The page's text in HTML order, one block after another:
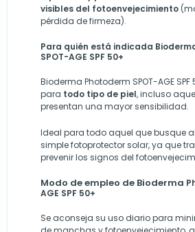
visibles del fotoenvejecimiento
pérdida de firmeza).
Para quién está indicada
SPOT-AGE SPF 50+
Bioderma Photoderm SPOT-AGE
para todo tipo de piel, incluso
presentan una mayor sensibilidad.
Ideal para todo aquel que busque
simple fotoprotector solar, ya que
prevenir los signos del
Modo de empleo de Bioderma
AGE SPF 50+
Se aconseja su uso diario para